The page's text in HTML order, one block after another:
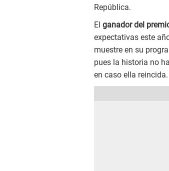
República.
El ganador del
expectativas este
muestre en su
pues la historia no
en caso ella reincida.